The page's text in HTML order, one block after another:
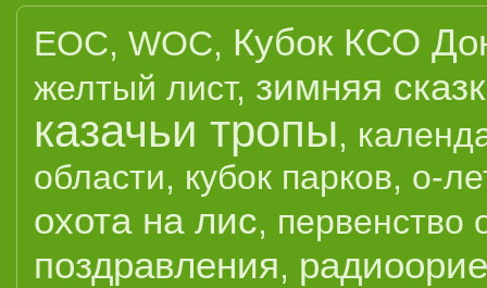
EOC, WOC, Кубок КСО
желтый лист, зимняя
казачьи тропы,
области, кубок парков, о-
охота на лис, первенство
поздравления,